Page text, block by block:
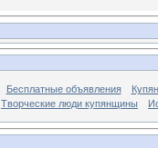
Бесплатные объявления
Творческие люди купянщины